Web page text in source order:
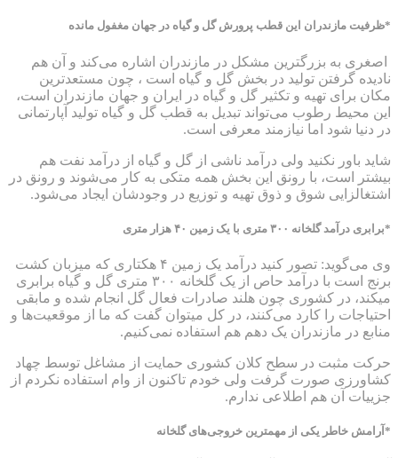
*ظرفیت مازندران این قطب پرورش گل و گیاه در جهان مغفول مانده
اصغری به بزرگترین مشکل در مازندران اشاره می‌کند و آن هم
نادیده گرفتن تولید در بخش گل و گیاه است ، چون مستعدترین
مکان برای تهیه و تکثیر گل و گیاه در ایران و جهان مازندران است،
این محیط رطوب می‌تواند تبدیل به قطب گل و گیاه تولید آپارتمانی
در دنیا شود اما نیازمند معرفی است.
شاید باور نکنید ولی درآمد ناشی از گل و گیاه از درآمد نفت هم
بیشتر است، با رونق این بخش همه متکی به کار می‌شوند و رونق در
اشتغالزایی شوق و ذوق تهیه و توزیع در وجودشان ایجاد می‌شود.
*برابری درآمد گلخانه ۳۰۰ متری با یک زمین ۴۰ هزار متری
وی می‌گوید: تصور کنید درآمد یک زمین ۴ هکتاری که میزبان کشت
برنج است با درآمد حاص از یک گلخانه ۳۰۰ متری گل و گیاه برابری
میکند، در کشوری چون هلند صادرات فعال گل انجام شده و مابقی
احتیاجات را کارد می‌کنند، در کل میتوان گفت که ما از موقعیت‌ها و
منابع در مازندران یک دهم هم استفاده نمی‌کنیم.
حرکت مثبت در سطح کلان کشوری حمایت از مشاغل توسط چهاد
کشاورزی صورت گرفت ولی خودم تاکنون از وام استفاده نکردم از
جزییات آن هم اطلاعی ندارم.
*آرامش خاطر یکی از مهمترین خروجی‌های گلخانه